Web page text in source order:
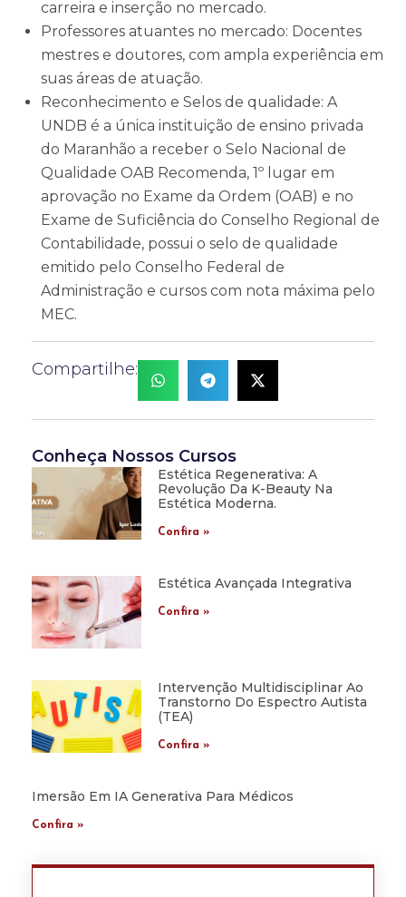
carreira e inserção no mercado.
Professores atuantes no mercado: Docentes
mestres e doutores, com ampla experiência em
suas áreas de atuação.
Reconhecimento e Selos de qualidade: A
UNDB é a única instituição de ensino privada
do Maranhão a receber o Selo Nacional de
Qualidade OAB Recomenda, 1º lugar em
aprovação no Exame da Ordem (OAB) e no
Exame de Suficiência do Conselho Regional de
Contabilidade, possui o selo de qualidade
emitido pelo Conselho Federal de
Administração e cursos com nota máxima pelo
MEC.
Compartilhe:
Conheça Nossos Cursos
Estética Regenerativa: A
Revolução Da K-Beauty Na
Estética Moderna.
Confira »
Estética Avançada Integrativa
Confira »
Intervenção Multidisciplinar Ao
Transtorno Do Espectro Autista
(TEA)
Confira »
Imersão Em IA Generativa Para Médicos
Confira »